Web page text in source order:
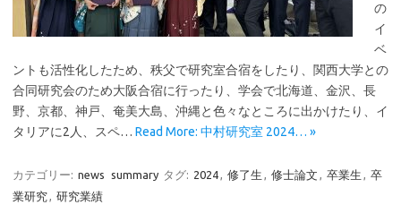
の
イ
ベ
ントも活性化したため、秩父で研究室合宿をしたり、関西大学との
合同研究会のため大阪合宿に行ったり、学会で北海道、金沢、長
野、京都、神戸、奄美大島、沖縄と色々なところに出かけたり、イ
タリアに2人、スペ… Read More: 中村研究室 2024… »
カテゴリー: news summary タグ: 2024, 修了生 , 修士論文 , 卒業生 , 卒
業研究, 研究業績